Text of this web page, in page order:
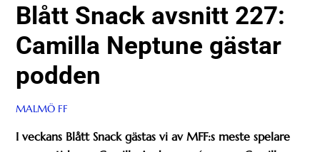
Blått Snack avsnitt 227:
Camilla Neptune gästar
podden
MALMÖ FF
I veckans Blått Snack gästas vi av MFF:s meste spelare